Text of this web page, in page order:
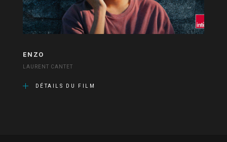
ENZO
LAURENT CANTET
DÉTAILS DU FILM